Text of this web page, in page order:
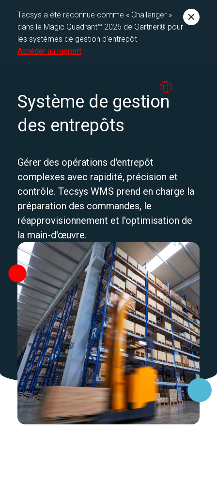
Tecsys a été reconnue comme « Challenger »
dans le Magic Quadrant™ 2026 de Gartner® pour
les systèmes de gestion d'entrepôt
Accéder au rapport
Système de gestion
des entrepôts
Gérer des opérations d'entrepôt
complexes avec rapidité, précision et
contrôle. Tecsys WMS prend en charge la
préparation des commandes, le
réapprovisionnement et l'optimisation de
la main-d'œuvre.